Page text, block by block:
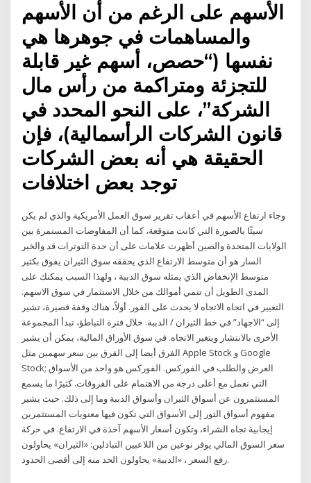
الأسهم على الرغم من أن الأسهم
والمساهمات في جوهرها هي
نفسها (“حصص، أسهم غير قابلة
للتجزئة ومتراكمة من رأس مال
الشركة”، على النحو المحدد في
قانون الشركات الرأسمالية)، فإن
الحقيقة هي أنه بعض الشركات
توجد بعض اختلافات
وجاء ارتفاع الأسهم في أعقاب تقرير سوق العمل الأمريكية والذي لم يكن
سيئًا بالصورة التي كانت متوقعة، كما أن المفاوضات المستمرة بين
الولايات المتحدة والصين أظهرت علامات على أن حدة التوترات قد والخبر
السار هو أن متوسط الارتفاع الذي يحققه سوق الثيران يفوق بكثير
متوسط الإنخفاض الذي يمثله سوق الدببة ، ولهذا السبب يمكنك على
المدى الطويل أن تنمي أموالك من خلال الاستثمار في سوق الاسهم.
التغيير في اتجاه الاتجاه لا يحدث على الفور. أولاً، هناك وقفة قصيرة، تشير
إلى “الاجهاد” في خط الثيران / الدببة. خلال فترة التباطؤ، تبدأ المجموعة
الأخرى بالانتشار ويتغير الاتجاه. في سوق الأوراق المالية، يمكن أن يشير
الفرق أيضا إلى الفرق بين سعر سهمين مثل Apple Stock و Google
Stock; العرض والطلب في الفوركس. الفوركس هو واحد من الأسواق
التي تعمل مع أعلى درجة من الاهتمام على الفروقات. كثيرًا ما يسمع
المستثمرون عن أسواق الثيران وأسواق الدببة وما إلى ذلك. حيث يشير
مفهوم أسواق الثور إلى الأسواق التي تكون فيها معنويات المستثمرين
إيجابية تجاه الشراء، وتكون أسعار الأسهم آخذة في الارتفاع. في حركة
سعر السوق المالي يوفر نوعين من اللاعبين التبادلين: «الثيران» يحاولون
رفع السعر ، «الدببة» يحاولون الحد منه إلى أقصى الحدود.